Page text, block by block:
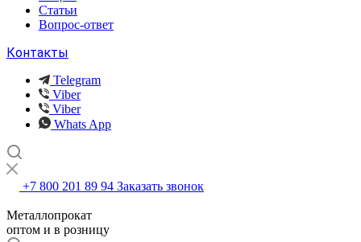
Статьи
Вопрос-ответ
Контакты
Telegram
Viber
Viber
Whats App
+7 800 201 89 94 Заказать звонок
Металлопрокат
оптом и в розницу